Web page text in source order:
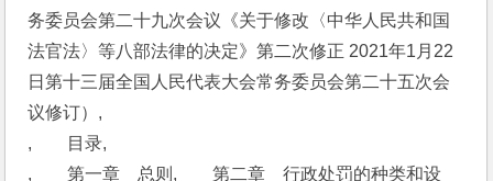
务委员会第二十九次会议《关于修改〈中华人民共和国
法官法〉等八部法律的决定》第二次修正 2021年1月22
日第十三届全国人民代表大会常务委员会第二十五次会
议修订）,
,　　目录,
,　　第一章　总则,　　第二章　行政处罚的种类和设